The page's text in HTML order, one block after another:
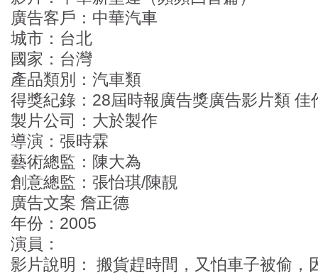
廣告客戶：中華汽車
城市：台北
國家：台灣
產品類別：汽車類
得獎紀錄：28屆時報廣告獎廣告影片類 佳
製片公司：大於製作
導演：張時霖
藝術總監：陳大為
創意總監：張怡琪/陳靚
廣告文案 詹正德
年份：2005
演員：
影片說明： 搬貨趕時間，又怕車子被偷，